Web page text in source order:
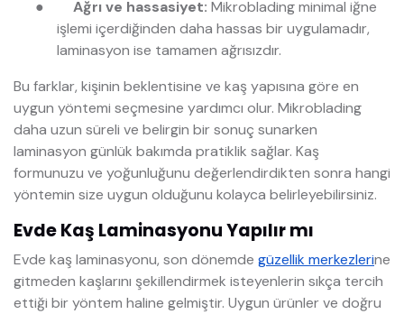
● Ağrı ve hassasiyet: Mikroblading minimal iğne
işlemi içerdiğinden daha hassas bir uygulamadır,
laminasyon ise tamamen ağrısızdır.
Bu farklar, kişinin beklentisine ve kaş yapısına göre en
uygun yöntemi seçmesine yardımcı olur. Mikroblading
daha uzun süreli ve belirgin bir sonuç sunarken
laminasyon günlük bakımda pratiklik sağlar. Kaş
formunuzu ve yoğunluğunu değerlendirdikten sonra hangi
yöntemin size uygun olduğunu kolayca belirleyebilirsiniz.
Evde Kaş Laminasyonu Yapılır mı
Evde kaş laminasyonu, son dönemde güzellik merkezlerine
gitmeden kaşlarını şekillendirmek isteyenlerin sıkça tercih
ettiği bir yöntem haline gelmiştir. Uygun ürünler ve doğru